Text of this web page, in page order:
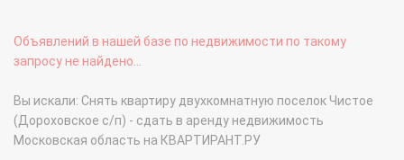
Объявлений в нашей базе по недвижимости по такому
запросу не найдено...
Вы искали: Снять квартиру двухкомнатную поселок Чистое
(Дороховское с/п) - сдать в аренду недвижимость
Московская область на КВАРТИРАНТ.РУ